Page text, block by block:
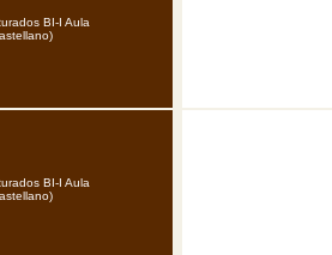
BI-I Aula
BI-I Aula